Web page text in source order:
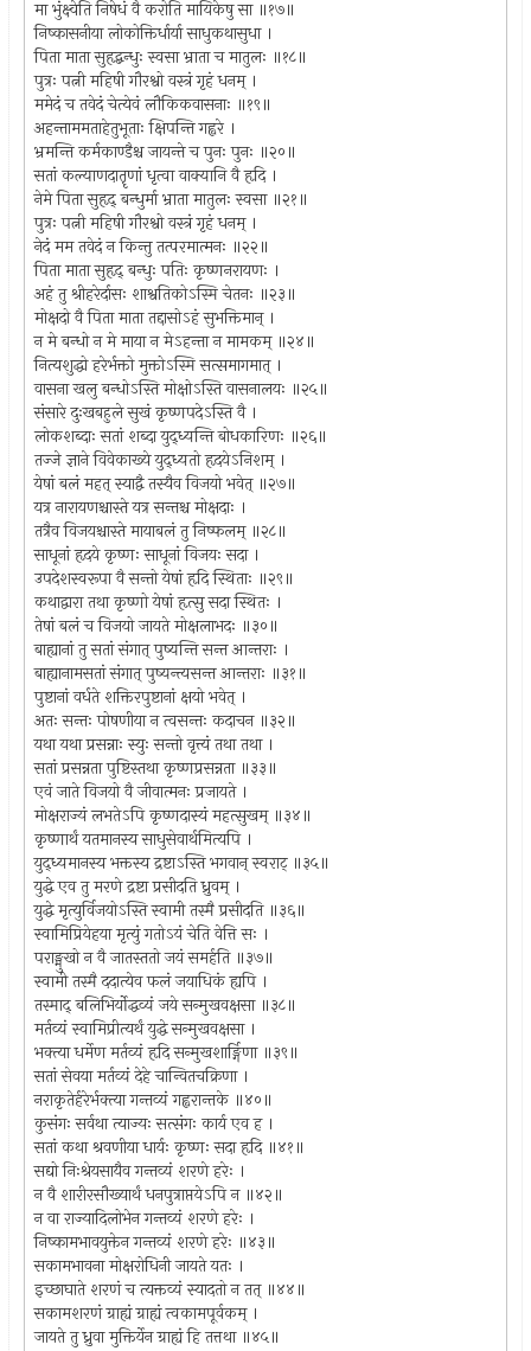
मा भुंक्ष्वेति निषेधं वै करोति मायिकेषु सा ॥१७॥
निष्कासनीया लोकोक्तिर्धार्या साधुकथासुधा ।
पिता माता सुहृद्बन्धुः स्वसा भ्राता च मातुलः ॥१८॥
पुत्रः पत्नी महिषी गौरश्वो वस्त्रं गृहं धनम् ।
ममेदं च तवेदं चेत्येवं लौकिकवासनाः ॥१९॥
अहन्ताममताहेतुभूताः क्षिपन्ति गह्वरे ।
भ्रमन्ति कर्मकाण्डैश्च जायन्ते च पुनः पुनः ॥२०॥
सतां कल्याणदातॄणां धृत्वा वाक्यानि वै हृदि ।
नेमे पिता सुहृद् बन्धुर्मा भ्राता मातुलः स्वसा ॥२१॥
पुत्रः पत्नी महिषी गौरश्वो वस्त्रं गृहं धनम् ।
नेदं मम तवेदं न किन्तु तत्परमात्मनः ॥२२॥
पिता माता सुहृद् बन्धुः पतिः कृष्णनरायणः ।
अहं तु श्रीहरेर्दासः शाश्वतिकोऽस्मि चेतनः ॥२३॥
मोक्षदो वै पिता माता तद्दासोऽहं सुभक्तिमान् ।
न मे बन्धो न मे माया न मेऽहन्ता न मामकम् ॥२४॥
नित्यशुद्धो हरेर्भक्तो मुक्तोऽस्मि सत्समागमात् ।
वासना खलु बन्धोऽस्ति मोक्षोऽस्ति वासनालयः ॥२५॥
संसारे दुःखबहुले सुखं कृष्णपदेऽस्ति वै ।
लोकशब्दाः सतां शब्दा युद्ध्यन्ति बोधकारिणः ॥२६॥
तज्जे ज्ञाने विवेकाख्ये युद्ध्यतो हृदयेऽनिशम् ।
येषां बलं महत् स्याद्वै तस्यैव विजयो भवेत् ॥२७॥
यत्र नारायणश्चास्ते यत्र सन्तश्च मोक्षदाः ।
तत्रैव विजयश्चास्ते मायाबलं तु निष्फलम् ॥२८॥
साधूनां हृदये कृष्णः साधूनां विजयः सदा ।
उपदेशस्वरूपा वै सन्तो येषां हृदि स्थिताः ॥२९॥
कथाद्वारा तथा कृष्णो येषां हृत्सु सदा स्थितः ।
तेषां बलं च विजयो जायते मोक्षलाभदः ॥३०॥
बाह्यानां तु सतां संगात् पुष्यन्ति सन्त आन्तराः ।
बाह्यानामसतां संगात् पुष्यन्त्यसन्त आन्तराः ॥३१॥
पुष्टानां वर्धते शक्तिरपुष्टानां क्षयो भवेत् ।
अतः सन्तः पोषणीया न त्वसन्तः कदाचन ॥३२॥
यथा यथा प्रसन्नाः स्युः सन्तो वृत्त्यं तथा तथा ।
सतां प्रसन्नता पुष्टिस्तथा कृष्णप्रसन्नता ॥३३॥
एवं जाते विजयो वै जीवात्मनः प्रजायते ।
मोक्षराज्यं लभतेऽपि कृष्णदास्यं महत्सुखम् ॥३४॥
कृष्णार्थं यतमानस्य साधुसेवार्थमित्यपि ।
युद्ध्यमानस्य भक्तस्य द्रष्टाऽस्ति भगवान् स्वराट् ॥३५॥
युद्धे एव तु मरणे द्रष्टा प्रसीदति ध्रुवम् ।
युद्धे मृत्युर्विजयोऽस्ति स्वामी तस्मै प्रसीदति ॥३६॥
स्वामिप्रियेहया मृत्युं गतोऽयं चेति वेत्ति सः ।
पराङ्मुखो न वै जातस्ततो जयं समर्हति ॥३७॥
स्वामी तस्मै ददात्येव फलं जयाधिकं ह्यपि ।
तस्माद् बलिभिर्योद्धव्यं जये सन्मुखवक्षसा ॥३८॥
मर्तव्यं स्वामिप्रीत्यर्थं युद्धे सन्मुखवक्षसा ।
भक्त्या धर्मेण मर्तव्यं हृदि सन्मुखशार्ङ्गिणा ॥३९॥
सतां सेवया मर्तव्यं देहे चान्वितचक्रिणा ।
नराकृतेर्हरेर्भक्त्या गन्तव्यं गह्वरान्तके ॥४०॥
कुसंगः सर्वथा त्याज्यः सत्संगः कार्य एव ह ।
सतां कथा श्रवणीया धार्यः कृष्णः सदा हृदि ॥४१॥
सद्यो निःश्रेयसायैव गन्तव्यं शरणे हरेः ।
न वै शारीरसौख्यार्थं धनपुत्राप्तयेऽपि न ॥४२॥
न वा राज्यादिलोभेन गन्तव्यं शरणे हरेः ।
निष्कामभावयुक्तेन गन्तव्यं शरणे हरेः ॥४३॥
सकामभावना मोक्षरोधिनी जायते यतः ।
इच्छाघाते शरणं च त्यक्तव्यं स्यादतो न तत् ॥४४॥
सकामशरणं ग्राह्यं ग्राह्यं त्वकामपूर्वकम् ।
जायते तु ध्रुवा मुक्तिर्येन ग्राह्यं हि तत्तथा ॥४५॥